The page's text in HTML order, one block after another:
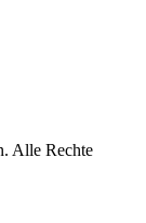
Alle Rechte